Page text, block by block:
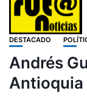
DESTACADO
Andrés
Antioquia